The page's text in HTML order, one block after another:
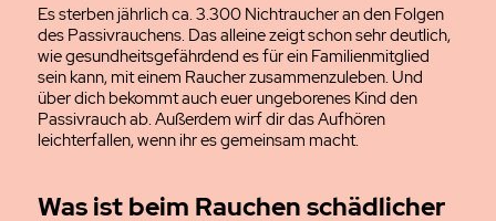
Es sterben jährlich ca. 3.300 Nichtraucher an den Folgen
des Passivrauchens. Das alleine zeigt schon sehr deutlich,
wie gesundheitsgefährdend es für ein Familienmitglied
sein kann, mit einem Raucher zusammenzuleben. Und
über dich bekommt auch euer ungeborenes Kind den
Passivrauch ab. Außerdem wirf dir das Aufhören
leichterfallen, wenn ihr es gemeinsam macht.
Was ist beim Rauchen schädlicher